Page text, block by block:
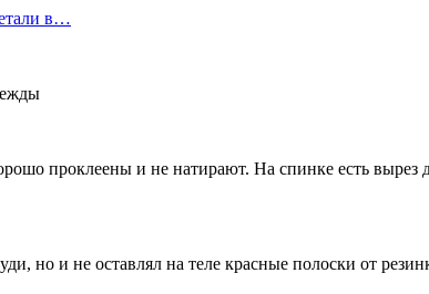
в…
проклеены и не натирают. На спинке есть вырез
но и не оставлял на теле красные полоски от